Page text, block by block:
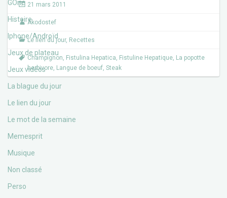
GOne
Histoire
Iphone/Androïd
Jeux de plateau
Jeux vidéos
La blague du jour
Le lien du jour
Le mot de la semaine
Memesprit
Musique
Non classé
Perso
b
o
o
k
t
r
21 mars 2011
Akodostef
Le lien du jour, Recettes
Champignon, Fistulina Hepatica, Fistuline Hepatique, La popotte
herbivore, Langue de boeuf, Steak